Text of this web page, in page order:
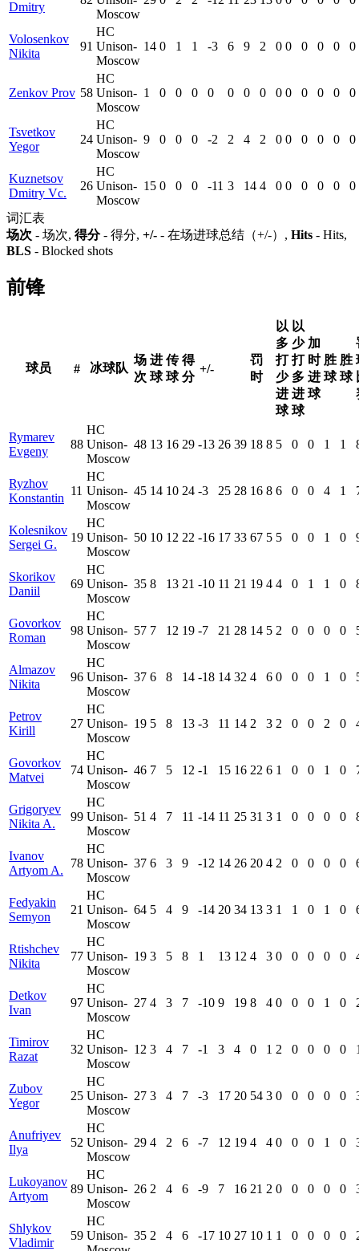
Dmitry
Moscow
Volosenkov
Nikita
91
HC
Unison-
Moscow
14 0 1 1 -3 6 9 2 0 0 0 0 0 0
Zenkov Prov 58
HC
Unison-
Moscow
1 0 0 0 0 0 0 0 0 0 0 0 0 0
Tsvetkov
Yegor
24
HC
Unison-
Moscow
9 0 0 0 -2 2 4 2 0 0 0 0 0 0
Kuznetsov
Dmitry Vc.
26
HC
Unison-
Moscow
15 0 0 0 -11 3 14 4 0 0 0 0 0 0
词汇表
场次 - 场次, 得分- 得分, +/- - 在场进球总结（+/-）, Hits - Hits,
BLS - Blocked shots
前锋
球员 # 冰球队
场
次
进
球
传
球
得
分
+/-
罚
时
以
多
打
少
进
球
以
少
打
多
进
球
加
时
进
球
胜
球
胜
球
Rymarev
Evgeny
88
HC
Unison-
Moscow
48 13 16 29 -13 26 39 18 8 5 0 0 1 1
Ryzhov
Konstantin
11
HC
Unison-
Moscow
45 14 10 24 -3 25 28 16 8 6 0 0 4 1
Kolesnikov
Sergei G.
19
HC
Unison-
Moscow
50 10 12 22 -16 17 33 67 5 5 0 0 1 0
Skorikov
Daniil
69
HC
Unison-
Moscow
35 8 13 21 -10 11 21 19 4 4 0 1 1 0
Govorkov
Roman
98
HC
Unison-
Moscow
57 7 12 19 -7 21 28 14 5 2 0 0 0 0
Almazov
Nikita
96
HC
Unison-
Moscow
37 6 8 14 -18 14 32 4 6 0 0 0 1 0
Petrov
Kirill
27
HC
Unison-
Moscow
19 5 8 13 -3 11 14 2 3 2 0 0 2 0
Govorkov
Matvei
74
HC
Unison-
Moscow
46 7 5 12 -1 15 16 22 6 1 0 0 1 0
Grigoryev
Nikita A.
99
HC
Unison-
Moscow
51 4 7 11 -14 11 25 31 3 1 0 0 0 0
Ivanov
Artyom A.
78
HC
Unison-
Moscow
37 6 3 9 -12 14 26 20 4 2 0 0 0 0
Fedyakin
Semyon
21
HC
Unison-
Moscow
64 5 4 9 -14 20 34 13 3 1 1 0 1 0
Rtishchev
Nikita
77
HC
Unison-
Moscow
19 3 5 8 1 13 12 4 3 0 0 0 0 0
Detkov
Ivan
97
HC
Unison-
Moscow
27 4 3 7 -10 9 19 8 4 0 0 0 1 0
Timirov
Razat
32
HC
Unison-
Moscow
12 3 4 7 -1 3 4 0 1 2 0 0 0 0
Zubov
Yegor
25
HC
Unison-
Moscow
27 3 4 7 -3 17 20 54 3 0 0 0 0 0
Anufriyev
Ilya
52
HC
Unison-
Moscow
29 4 2 6 -7 12 19 4 4 0 0 0 1 0
Lukoyanov
Artyom
89
HC
Unison-
Moscow
26 2 4 6 -9 7 16 21 2 0 0 0 0 0
Shlykov
Vladimir
59
HC
Unison- 35 2 4 6 -17 10 27 10 1 1 0 0 0 0